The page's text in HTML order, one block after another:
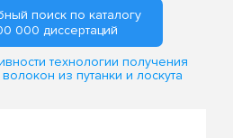
поиск по каталогу
000 диссертаций
технологии получения
из путанки и лоскута